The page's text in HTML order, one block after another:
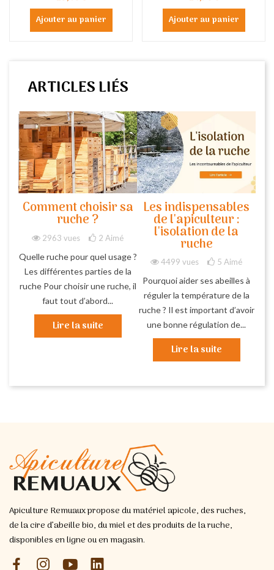
Ajouter au panier Ajouter au panier
ARTICLES LIÉS
Comment choisir sa
ruche ?
2963 vues 2 Aimé
Quelle ruche pour quel usage ?
Les différentes parties de la
ruche Pour choisir une ruche, il
faut tout d’abord...
Lire la suite
Les indispensables
de l'apiculteur :
l'isolation de la
ruche
4499 vues 5 Aimé
Pourquoi aider ses abeilles à
réguler la température de la
ruche ? Il est important d’avoir
une bonne régulation de...
Lire la suite
Apiculture Remuaux propose du matériel apicole, des ruches,
de la cire d’abeille bio, du miel et des produits de la ruche,
disponibles en ligne ou en magasin.